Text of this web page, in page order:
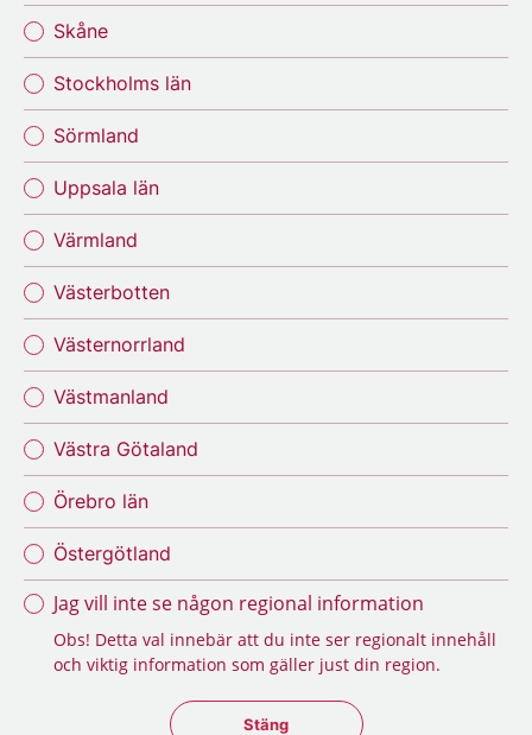
Skåne
Stockholms län
Sörmland
Uppsala län
Värmland
Västerbotten
Västernorrland
Västmanland
Västra Götaland
Örebro län
Östergötland
Jag vill inte se någon regional information
Obs! Detta val innebär att du inte ser regionalt innehåll
och viktig information som gäller just din region.
Stäng regionsväljaren
Stäng